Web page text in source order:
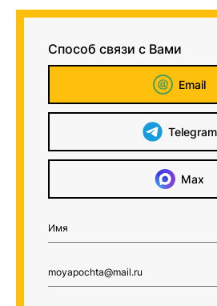
Способ связи с Вами
Email
Telegram
Max